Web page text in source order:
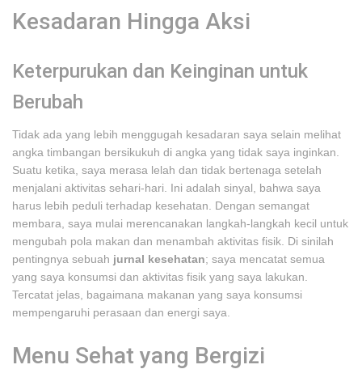
Kesadaran Hingga Aksi
Keterpurukan dan Keinginan untuk
Berubah
Tidak ada yang lebih menggugah kesadaran saya selain melihat
angka timbangan bersikukuh di angka yang tidak saya inginkan.
Suatu ketika, saya merasa lelah dan tidak bertenaga setelah
menjalani aktivitas sehari-hari. Ini adalah sinyal, bahwa saya
harus lebih peduli terhadap kesehatan. Dengan semangat
membara, saya mulai merencanakan langkah-langkah kecil untuk
mengubah pola makan dan menambah aktivitas fisik. Di sinilah
pentingnya sebuah jurnal kesehatan; saya mencatat semua
yang saya konsumsi dan aktivitas fisik yang saya lakukan.
Tercatat jelas, bagaimana makanan yang saya konsumsi
mempengaruhi perasaan dan energi saya.
Menu Sehat yang Bergizi